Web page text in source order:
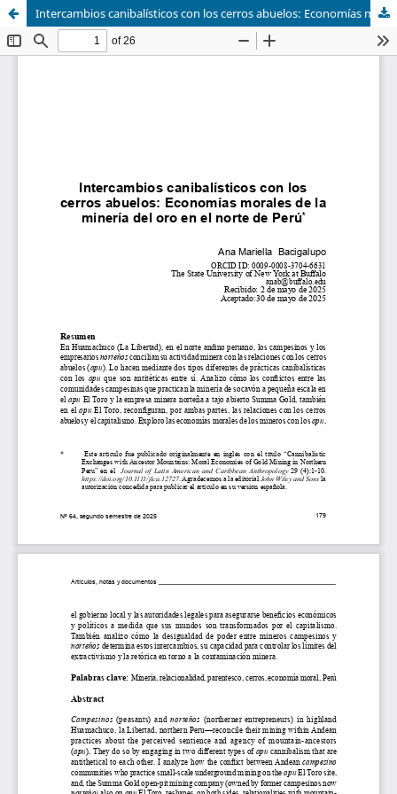
Intercambios canibalísticos con los cerros abuelos: Economías morales de la minería del oro en el norte de Perú